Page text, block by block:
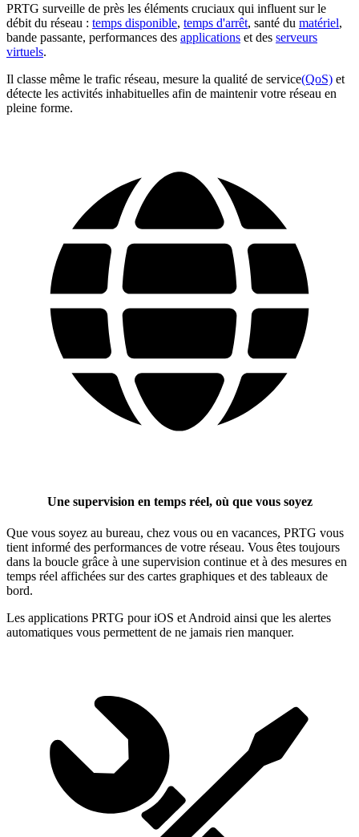
PRTG surveille de près les éléments cruciaux qui influent sur le
débit du réseau : temps disponible, temps d'arrêt, santé du matériel,
bande passante, performances des applications et des serveurs
virtuels.
Il classe même le trafic réseau, mesure la qualité de service(QoS) et
détecte les activités inhabituelles afin de maintenir votre réseau en
pleine forme.
Une supervision en temps réel, où que vous soyez
Que vous soyez au bureau, chez vous ou en vacances, PRTG vous
tient informé des performances de votre réseau. Vous êtes toujours
dans la boucle grâce à une supervision continue et à des mesures en
temps réel affichées sur des cartes graphiques et des tableaux de
bord.
Les applications PRTG pour iOS et Android ainsi que les alertes
automatiques vous permettent de ne jamais rien manquer.